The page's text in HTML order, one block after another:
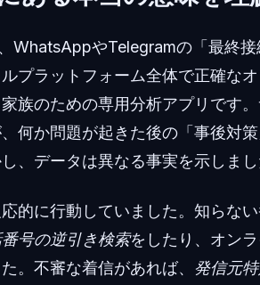
WhatsAppやTelegramの「最終接
プラットフォーム全体で正確な
族のための専用分析アプリです
何か問題が起きた後の「事後対
、データは異なる事実を示しまし
的に行動していました。知らな
号の逆引き検索をしたり、オン
。不審な着信があれば、 発信元